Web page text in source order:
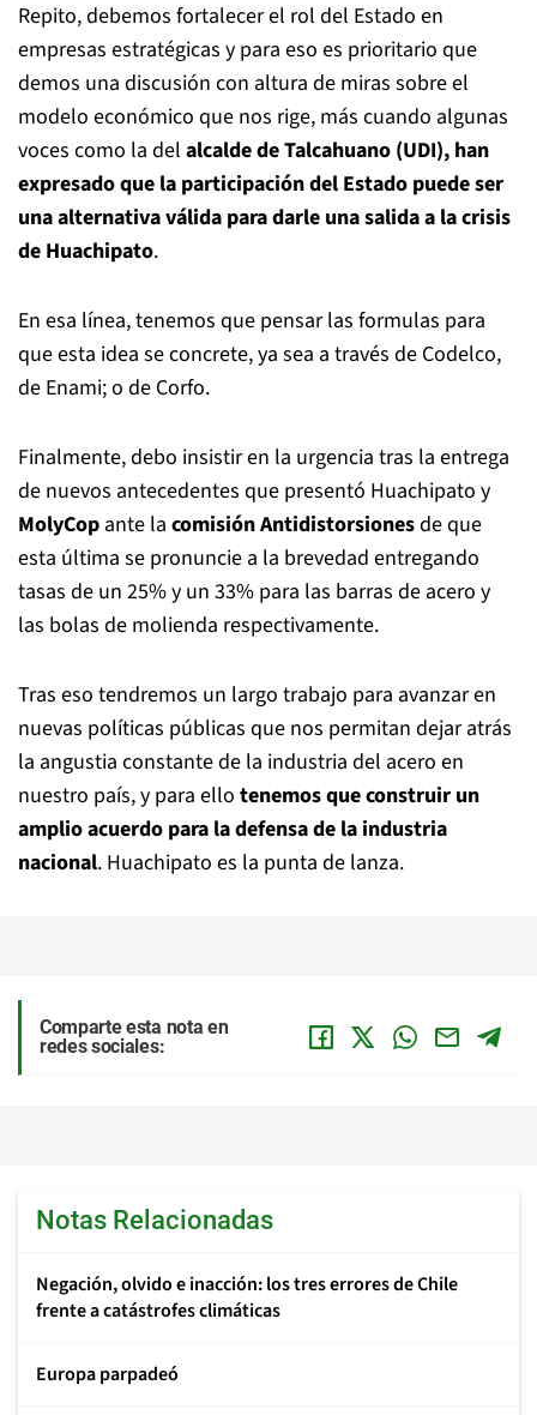
Repito, debemos fortalecer el rol del Estado en
empresas estratégicas y para eso es prioritario que
demos una discusión con altura de miras sobre el
modelo económico que nos rige, más cuando algunas
voces como la del alcalde de Talcahuano (UDI), han
expresado que la participación del Estado puede ser
una alternativa válida para darle una salida a la crisis
de Huachipato.
En esa línea, tenemos que pensar las formulas para
que esta idea se concrete, ya sea a través de Codelco,
de Enami; o de Corfo.
Finalmente, debo insistir en la urgencia tras la entrega
de nuevos antecedentes que presentó Huachipato y
MolyCop ante la comisión Antidistorsionesde que
esta última se pronuncie a la brevedad entregando
tasas de un 25% y un 33% para las barras de acero y
las bolas de molienda respectivamente.
Tras eso tendremos un largo trabajo para avanzar en
nuevas políticas públicas que nos permitan dejar atrás
la angustia constante de la industria del acero en
nuestro país, y para ello tenemos que construir un
amplio acuerdo para la defensa de la industria
nacional. Huachipato es la punta de lanza.
Comparte esta nota en
redes sociales:
Notas Relacionadas
Negación, olvido e inacción: los tres errores de Chile
frente a catástrofes climáticas
Europa parpadeó